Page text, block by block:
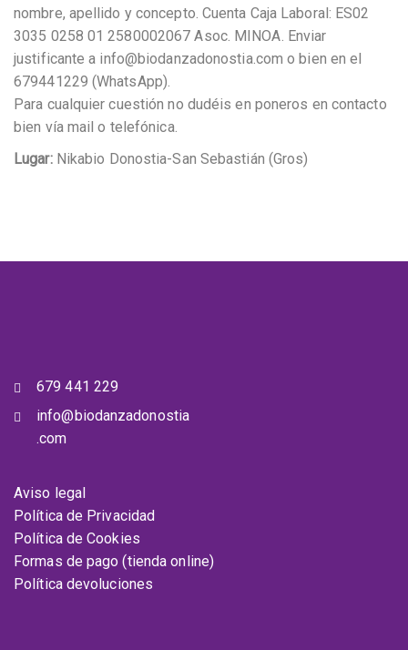
nombre, apellido y concepto. Cuenta Caja Laboral: ES02
3035 0258 01 2580002067 Asoc. MINOA. Enviar
justificante a info@biodanzadonostia.com o bien en el
679441229 (WhatsApp).
Para cualquier cuestión no dudéis en poneros en contacto
bien vía mail o telefónica.
Lugar:Nikabio Donostia-San Sebastián (Gros)
679 441 229
info@biodanzadonostia
.com
Aviso legal
Política de Privacidad
Política de Cookies
Formas de pago (tienda online)
Política devoluciones